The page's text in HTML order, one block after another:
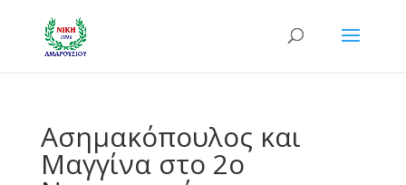
Ασημακόπουλος και
Μαγγίνα στο 2ο